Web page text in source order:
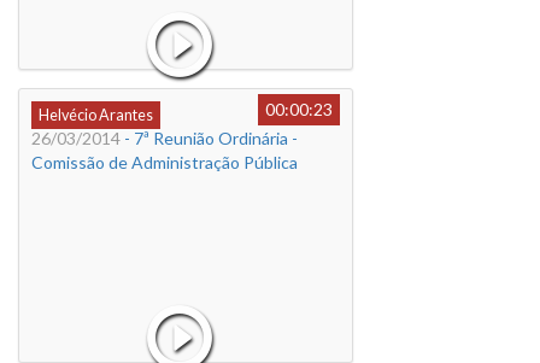
Helvécio Arantes
00:00:23
26/03/2014 - 7ª Reunião Ordinária -
Comissão de Administração Pública